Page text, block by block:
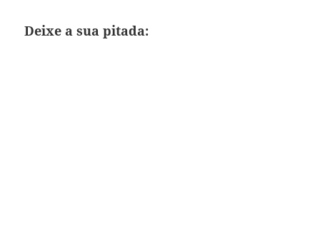
Deixe a sua pitada: